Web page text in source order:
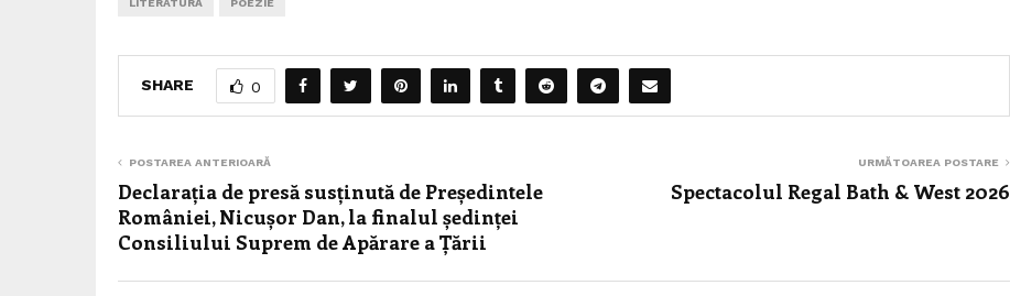
LITERATURĂ POEZIE
SHARE 0
POSTAREA ANTERIOARĂ
Declarația de presă susținută de Președintele
României, Nicușor Dan, la finalul ședinței
Consiliului Suprem de Apărare a Țării
URMĂTOAREA POSTARE
Spectacolul Regal Bath & West 2026